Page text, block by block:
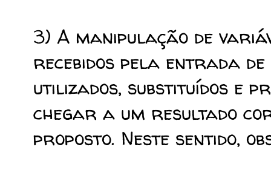
3) A manipulação de
recebidos pela entrada
utilizados, substituídos e
chegar a um resultado
proposto. Neste sentido,